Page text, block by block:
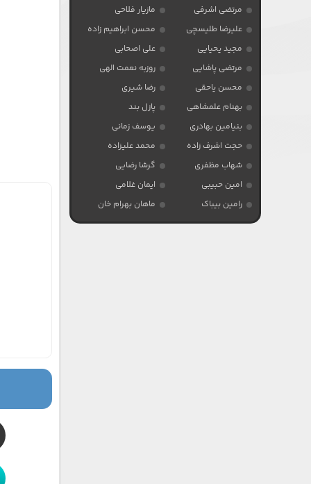
مرتضی اشرفی
مازیار فلاحی
علیرضا طلیسچی
محسن ابراهیم زاده
مجید یحیایی
علی اصحابی
مرتضی پاشایی
روزبه نعمت الهی
محسن یاحقی
رضا شیری
بهنام علمشاهی
پازل بند
بنیامین بهادری
یوسف زمانی
حجت اشرف زاده
محمد علیزاده
شهاب مظفری
گرشا رضایی
امین حبیبی
ایمان غلامی
رامین بیباک
ماهان بهرام خان